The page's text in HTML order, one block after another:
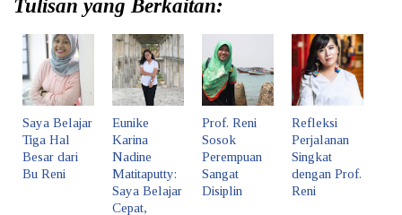
Tulisan yang Berkaitan:
Saya Belajar
Tiga Hal
Besar dari
Bu Reni
Eunike
Karina
Nadine
Matitaputty:
Saya Belajar
Cepat,
Prof. Reni
Sosok
Perempuan
Sangat
Disiplin
Refleksi
Perjalanan
Singkat
dengan Prof.
Reni